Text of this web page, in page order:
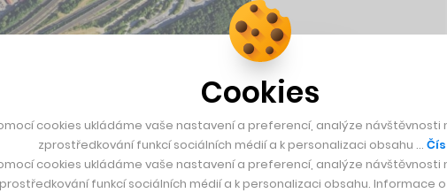
pozemky
postaví více než
Cookies
cookies ukládáme vaše nastavení a preferencí, analýze návštěvnosti
zprostředkování funkcí sociálních médií a k personalizaci obsahu …
cookies ukládáme vaše nastavení a preferencí, analýze návštěvnosti
funkcí sociálních médií a k personalizaci obsahu. Informace o